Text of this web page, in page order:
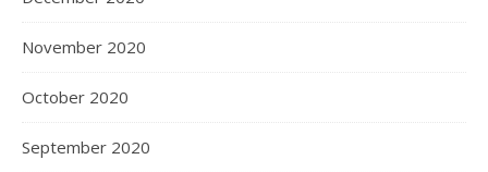
November 2020
October 2020
September 2020